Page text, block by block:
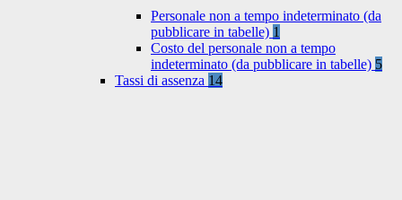
Personale non a tempo indeterminato (da
pubblicare in tabelle) 1
Costo del personale non a tempo
indeterminato (da pubblicare in tabelle) 5
Tassi di assenza 14